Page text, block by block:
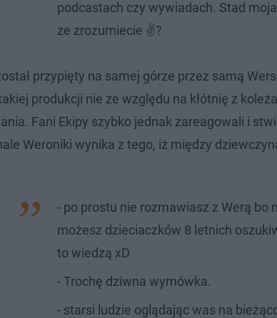
podcastach czy wywiadach. Stad
ze zrozumiecie ✌?
przypięty na samej górze przez samą
produkcji nie ze względu na kłótnię z
Fani Ekipy szybko jednak zareagowali i
Weroniki wynika z tego, iż między
- po prostu nie rozmawiasz z Werą bo
możesz dzieciaczków 8 letnich
to wiedzą xD
- Trochę dziwna wymówka.
- starsi ludzie oglądając was na